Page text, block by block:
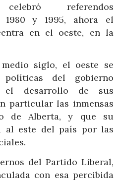
referendos
1980 y 1995, ahora el
en el oeste, en la
siglo, el oeste se
del gobierno
el desarrollo de sus
particular las inmensas
de Alberta, y que su
al este del país por las
del Partido Liberal,
con esa percibida